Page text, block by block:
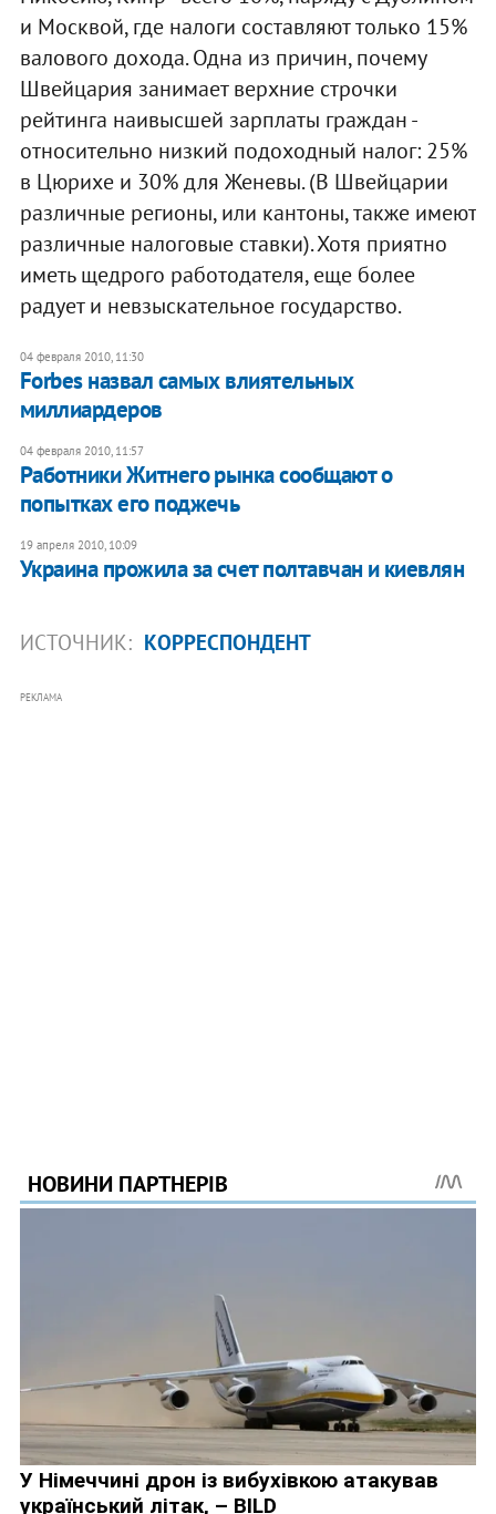
и Москвой, где налоги составляют только 15%
валового дохода. Одна из причин, почему
Швейцария занимает верхние строчки
рейтинга наивысшей зарплаты граждан -
относительно низкий подоходный налог: 25%
в Цюрихе и 30% для Женевы. (В Швейцарии
различные регионы, или кантоны, также имеют
различные налоговые ставки). Хотя приятно
иметь щедрого работодателя, еще более
радует и невзыскательное государство.
04 февраля 2010, 11:30
Forbes назвал самых влиятельных
миллиардеров
04 февраля 2010, 11:57
Работники Житнего рынка сообщают о
попытках его поджечь
19 апреля 2010, 10:09
Украина прожила за счет полтавчан и киевлян
ИСТОЧНИК: КОРРЕСПОНДЕНТ
РЕКЛАМА